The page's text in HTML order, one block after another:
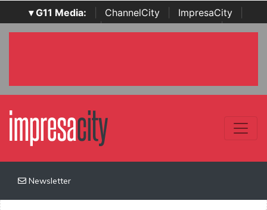
▾ G11 Media: ChannelCity ImpresaCity
SecurityOpenLab | Italian Channel Awards | Italian
Newsletter